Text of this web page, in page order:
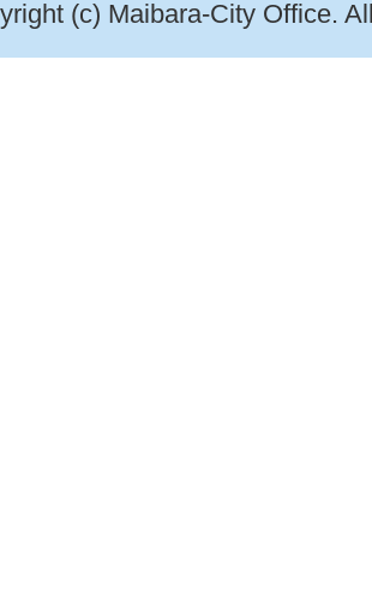
(c) Maibara-City Office.